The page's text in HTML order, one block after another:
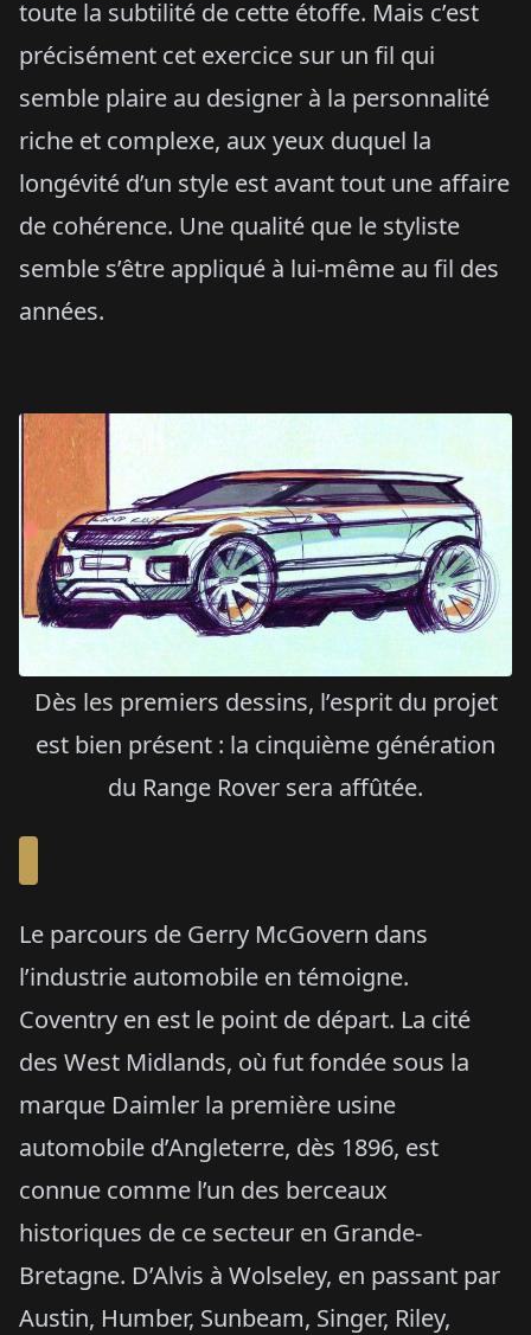
toute la subtilité de cette étoffe. Mais c’est
précisément cet exercice sur un fil qui
semble plaire au designer à la personnalité
riche et complexe, aux yeux duquel la
longévité d’un style est avant tout une affaire
de cohérence. Une qualité que le styliste
semble s’être appliqué à lui-même au fil des
années.
Dès les premiers dessins, l’esprit du projet
est bien présent : la cinquième génération
du Range Rover sera affûtée.
Le parcours de Gerry McGovern dans
l’industrie automobile en témoigne.
Coventry en est le point de départ. La cité
des West Midlands, où fut fondée sous la
marque Daimler la première usine
automobile d’Angleterre, dès 1896, est
connue comme l’un des berceaux
historiques de ce secteur en Grande-
Bretagne. D’Alvis à Wolseley, en passant par
Austin, Humber, Sunbeam, Singer, Riley,